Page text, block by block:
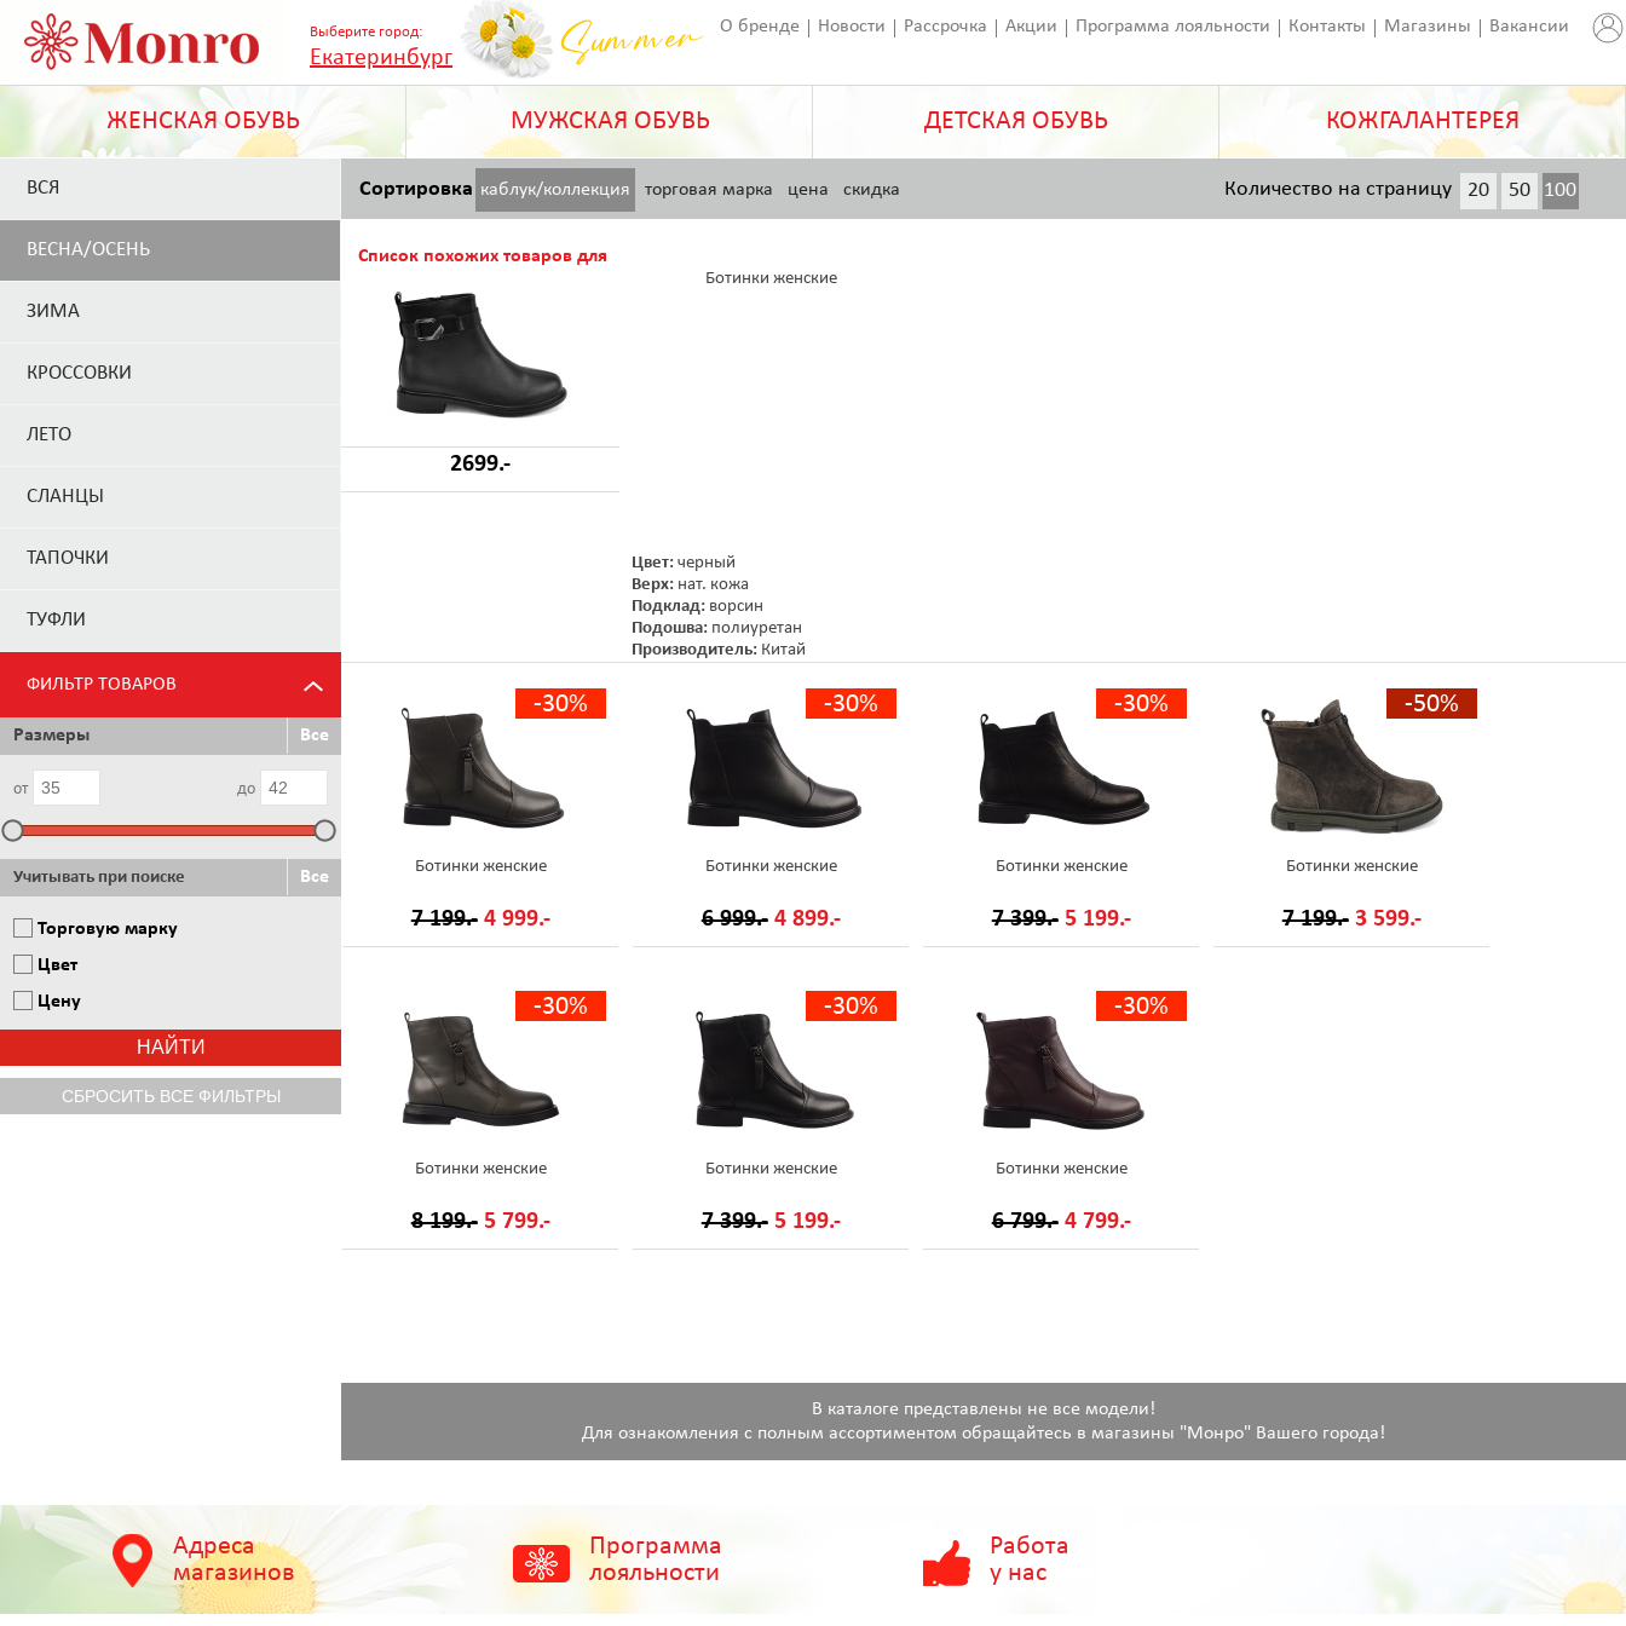
Выберите город:
Екатеринбург
О бренде Новости Рассрочка Акции Программа лояльности Контакты Магазины Вакансии
ЖЕНСКАЯ ОБУВЬ МУЖСКАЯ ОБУВЬ ДЕТСКАЯ ОБУВЬ КОЖГАЛАНТЕРЕЯ
ВСЯ
ВЕСНА/ОСЕНЬ
ЗИМА
КРОССОВКИ
ЛЕТО
СЛАНЦЫ
ТАПОЧКИ
ТУФЛИ
ФИЛЬТР ТОВАРОВ
Размеры Все
от до
Учитывать при поиске Все
Торговую марку
Цвет
Цену
Сортировка каблук/коллекция торговая марка цена скидка 20 50 100
Количество на страницу
Список похожих товаров для
2699.-
Ботинки женские
Цвет: черный
Верх: нат. кожа
Подклад: ворсин
Подошва: полиуретан
Производитель: Китай
-30%
Ботинки женские
7 199.- 4 999.-
-30%
Ботинки женские
6 999.- 4 899.-
-30%
Ботинки женские
7 399.- 5 199.-
-50%
Ботинки женские
7 199.- 3 599.-
-30%
Ботинки женские
8 199.- 5 799.-
-30%
Ботинки женские
7 399.- 5 199.-
-30%
Ботинки женские
6 799.- 4 799.-
В каталоге представлены не все модели!
Для ознакомления с полным ассортиментом обращайтесь в магазины "Монро" Вашего города!
Адреса
магазинов
Программа
лояльности
Работа
у нас